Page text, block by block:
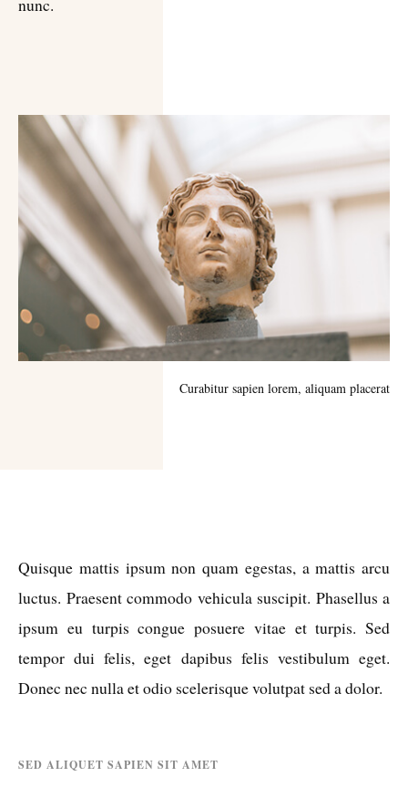
nunc.
Curabitur sapien lorem, aliquam placerat
Quisque mattis ipsum non quam egestas, a mattis arcu
luctus. Praesent commodo vehicula suscipit. Phasellus a
ipsum eu turpis congue posuere vitae et turpis. Sed
tempor dui felis, eget dapibus felis vestibulum eget.
Donec nec nulla et odio scelerisque volutpat sed a dolor.
SED ALIQUET SAPIEN SIT AMET